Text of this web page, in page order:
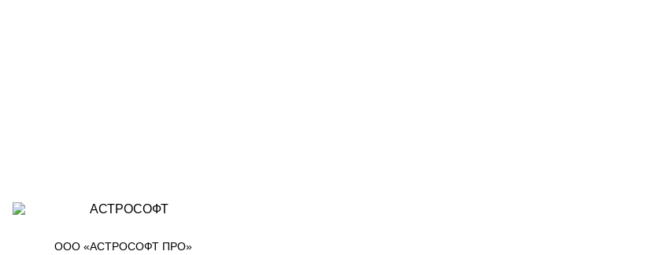
ООО «АСТРОСОФТ ПРО»